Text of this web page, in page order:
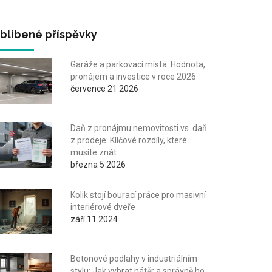
příspěvky
Garáže a parkovací místa: Hodnota,
pronájem a investice v roce 2026
července 21 2026
Daň z pronájmu nemovitosti vs. daň
z prodeje: Klíčové rozdíly, které
musíte znát
března 5 2026
Kolik stojí bourací práce pro masivní
interiérové dveře
září 11 2024
Betonové podlahy v industriálním